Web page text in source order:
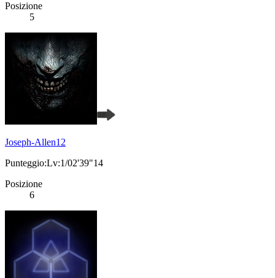
Posizione
5
Joseph-Allen12
Punteggio:Lv:1/02'39"14
Posizione
6